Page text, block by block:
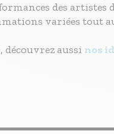
des
variées tout
, découvrez aussi nos